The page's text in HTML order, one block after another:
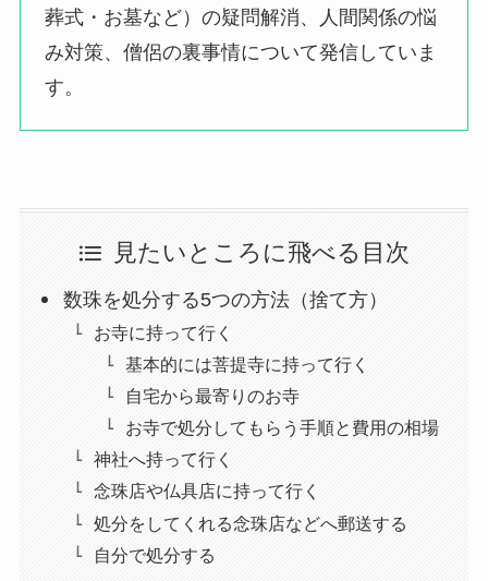
葬式・お墓など）の疑問解消、人間関係の悩
み対策、僧侶の裏事情について発信していま
す。
見たいところに飛べる目次
数珠を処分する5つの方法（捨て方）
お寺に持って行く
基本的には菩提寺に持って行く
自宅から最寄りのお寺
お寺で処分してもらう手順と費用の相場
神社へ持って行く
念珠店や仏具店に持って行く
処分をしてくれる念珠店などへ郵送する
自分で処分する